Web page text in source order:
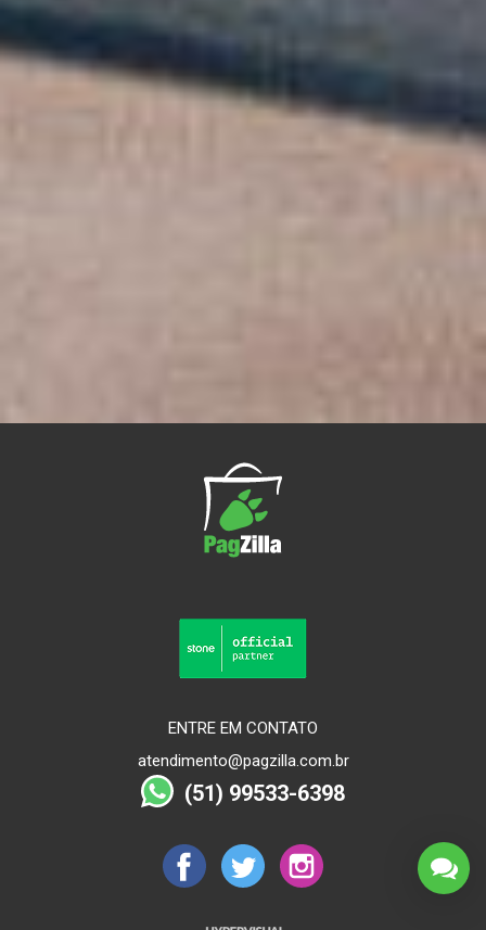
ENTRE EM CONTATO
atendimento@pagzilla.com.br
(51) 99533-6398